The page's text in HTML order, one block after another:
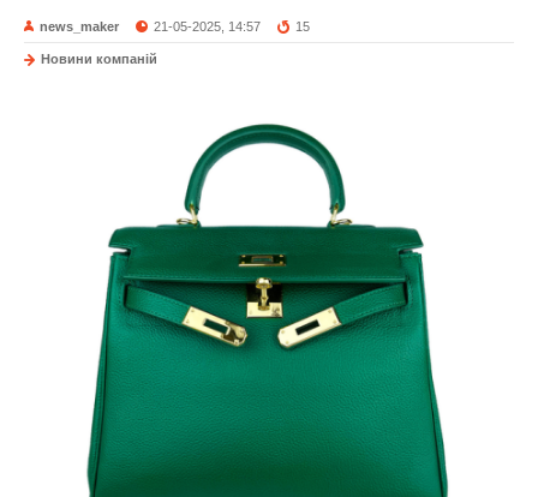
news_maker 21-05-2025, 14:57 15
Новини компаній